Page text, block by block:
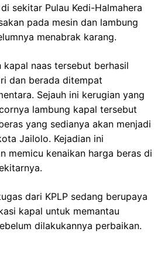
sekitar Pulau Kedi-Halmahera
pada mesin dan lambung
menabrak karang.
kapal naas tersebut berhasil
dan berada ditempat
Sejauh ini kerugian yang
lambung kapal tersebut
yang sedianya akan menjadi
Jailolo. Kejadian ini
memicu kenaikan harga beras di
dari KPLP sedang berupaya
kapal untuk memantau
dilakukannya perbaikan.